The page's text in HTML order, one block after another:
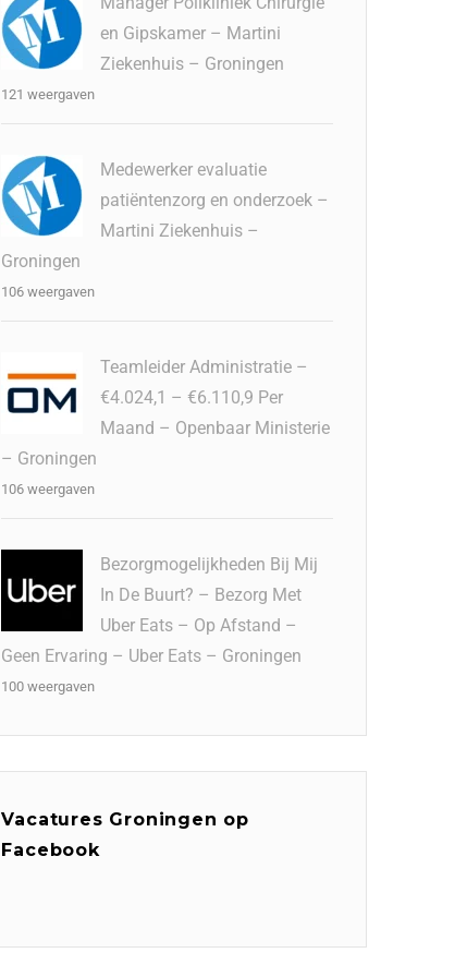
en Gipskamer – Martini
Ziekenhuis – Groningen
121 weergaven
Medewerker evaluatie
patiëntenzorg en onderzoek –
Martini Ziekenhuis –
Groningen
106 weergaven
Teamleider Administratie –
€4.024,1 – €6.110,9 Per
Maand – Openbaar Ministerie
– Groningen
106 weergaven
Bezorgmogelijkheden Bij Mij
In De Buurt? – Bezorg Met
Uber Eats – Op Afstand –
Geen Ervaring – Uber Eats – Groningen
100 weergaven
Vacatures Groningen op
Facebook